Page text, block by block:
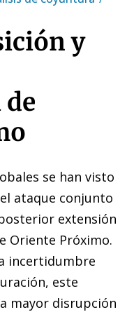
y
se han visto
ataque conjunto
extensión
Oriente Próximo.
incertidumbre
este
mayor disrupción